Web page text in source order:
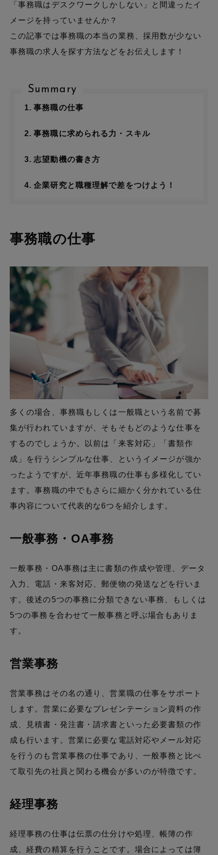
「事務職はデスクワークしかしない」と間違ったイ
メージを持っていませんか？
この記事では事務職の本当の業務、採用数が少ない
事務職の求人を探す方法などをお伝えします！
Summary
事務職の仕事
事務職に求められる力・スキル
志望動機の書き方
企業研究と職種理解で差をつけよう！
事務職の仕事
多くの場合、事務職もしくは一般職という名前で募
集が行われていますが、そもそもどのような仕事を
するのでしょうか。以前は「来客対応」「書類作
成」を行うシンプルな仕事、というイメージが強か
ったようですが、近年事務職の仕事も多様化してい
ます。事務職の中でもさらに細かく分かれている仕
事内容について代表的な6つを紹介します。
一般事務・OA事務
一般事務・OA事務は主に書類の作成や管理、データ
入力、電話・来客対応、郵便物の発送などを行いま
す。後述の5つの事務に分類できない事務、もしくは
5つの事務を合わせて一般事務と呼ぶ場合もありま
す。
営業事務
営業事務はその名の通り、営業職の仕事をサポート
します。営業に必要なプレゼンテーション資料の作
成、見積書・発注書・請求書といった必要書類の作
成も行います。営業に必要な電話対応やメール対応
を行うのも営業事務の仕事であり、一般事務と比べ
て取引先の社員と関わる機会が多いのが特徴です。
経理事務
経理事務の仕事は伝票の仕分けや処理、帳簿の作
成、経費の精算を行うことです。場合によっては簿